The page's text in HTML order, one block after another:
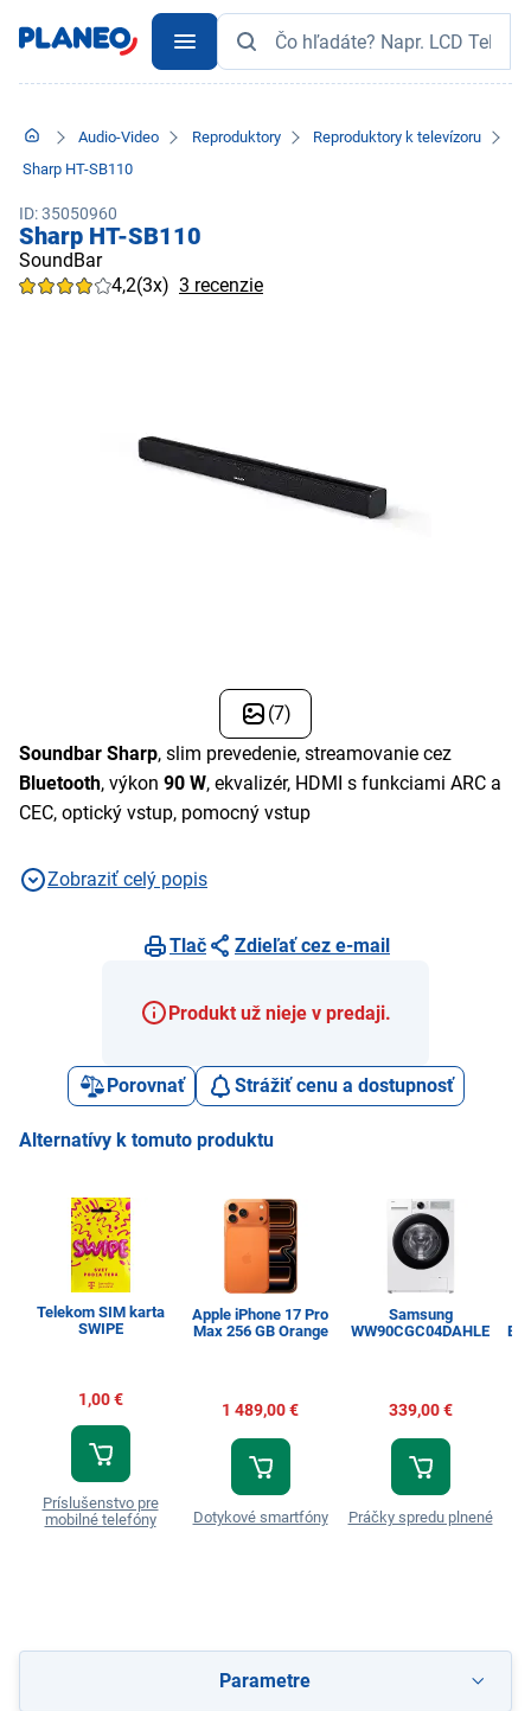
Audio-Video Reproduktory
Reproduktory k televízoru
Sharp HT-SB110
ID: 35050960
Sharp HT-SB110
SoundBar
4,2(3x) 3 recenzie
(7)
Soundbar Sharp, slim prevedenie, streamovanie cez
Bluetooth, výkon 90 W, ekvalizér, HDMI s funkciami ARC a
CEC, optický vstup, pomocný vstup
Zobraziť celý popis
Tlač Zdieľať cez e-mail
Produkt už nieje v predaji.
Porovnať Strážiť cenu a dostupnosť
Alternatívy k tomuto produktu
Telekom SIM karta
SWIPE
1,00 €
Príslušenstvo pre
mobilné telefóny
Apple iPhone 17 Pro
Max 256 GB Orange
1 489,00 €
Dotykové smartfóny
Samsung
WW90CGC04DAHLE
339,00 €
Práčky spredu plnené
Parametre